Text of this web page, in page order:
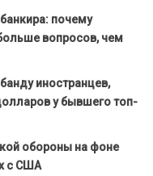
почему
вопросов, чем
иностранцев,
у бывшего топ-
обороны на фоне
с США